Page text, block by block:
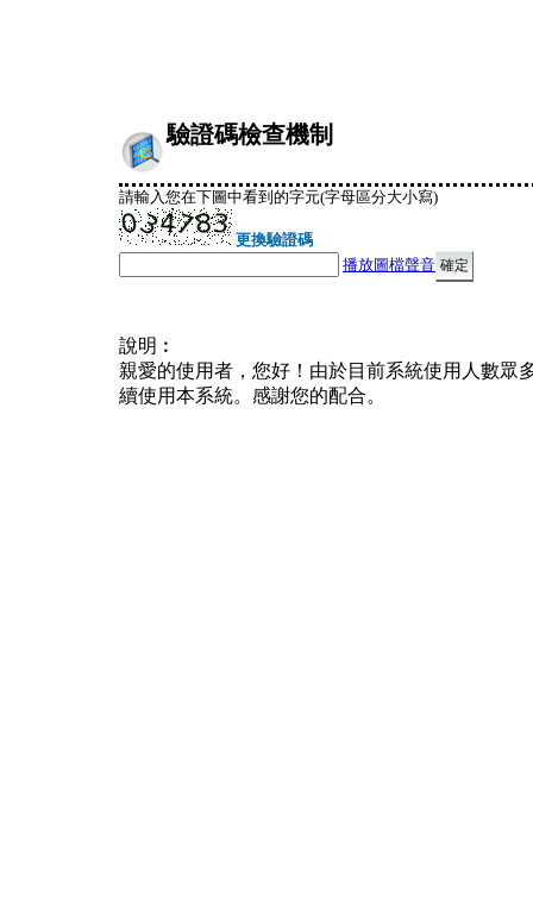
驗證碼檢查機制
請輸入您在下圖中看到的字元(字母區分大小寫)
更換驗證碼
播放圖檔聲音
說明︰
親愛的使用者，您好！由於目前系統使用人數眾
續使用本系統。感謝您的配合。